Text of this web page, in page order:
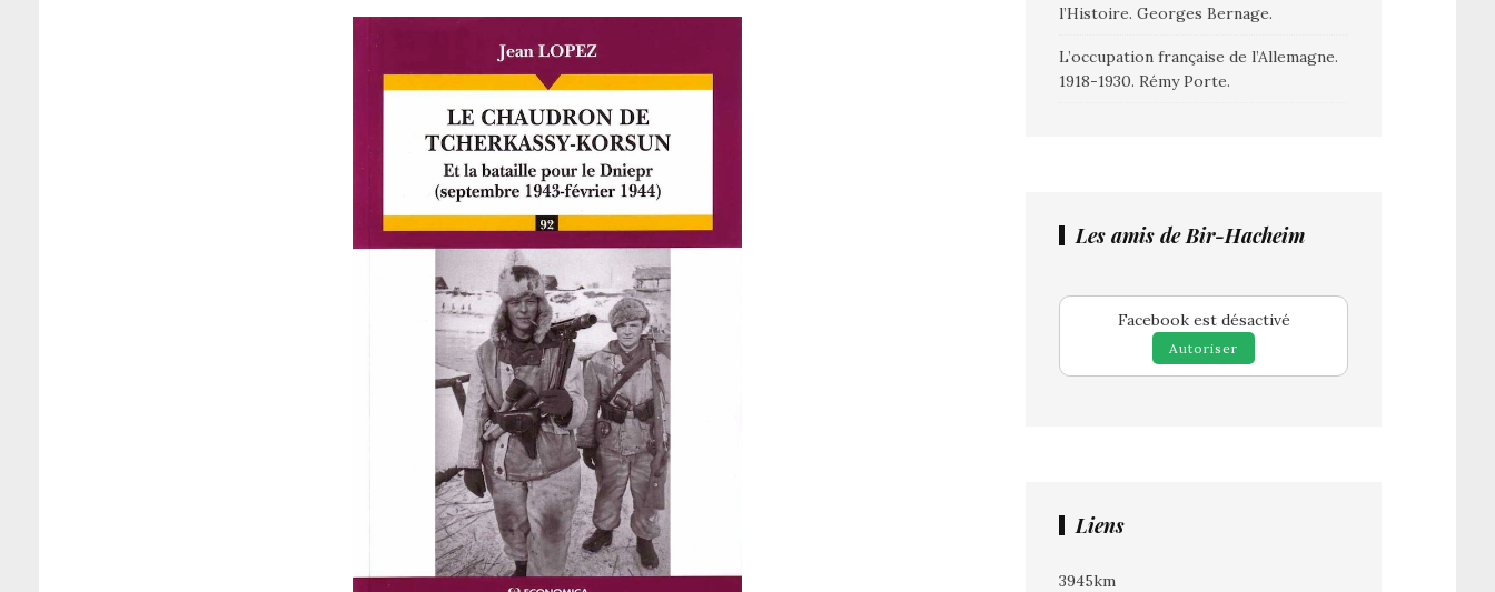
l’Histoire. Georges Bernage.
L’occupation française de l’Allemagne.
1918-1930. Rémy Porte.
Les amis de Bir-Hacheim
Facebook est désactivé
Autoriser
Liens
3945km